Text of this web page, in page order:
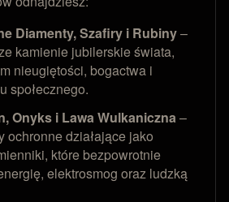
Diamenty, Szafiry i Rubiny–
kamienie jubilerskie świata,
nieugiętości, bogactwa i
społecznego.
Onyks i Lawa Wulkaniczna–
ochronne działające jako
które bezpowrotnie
elektrosmog oraz ludzką